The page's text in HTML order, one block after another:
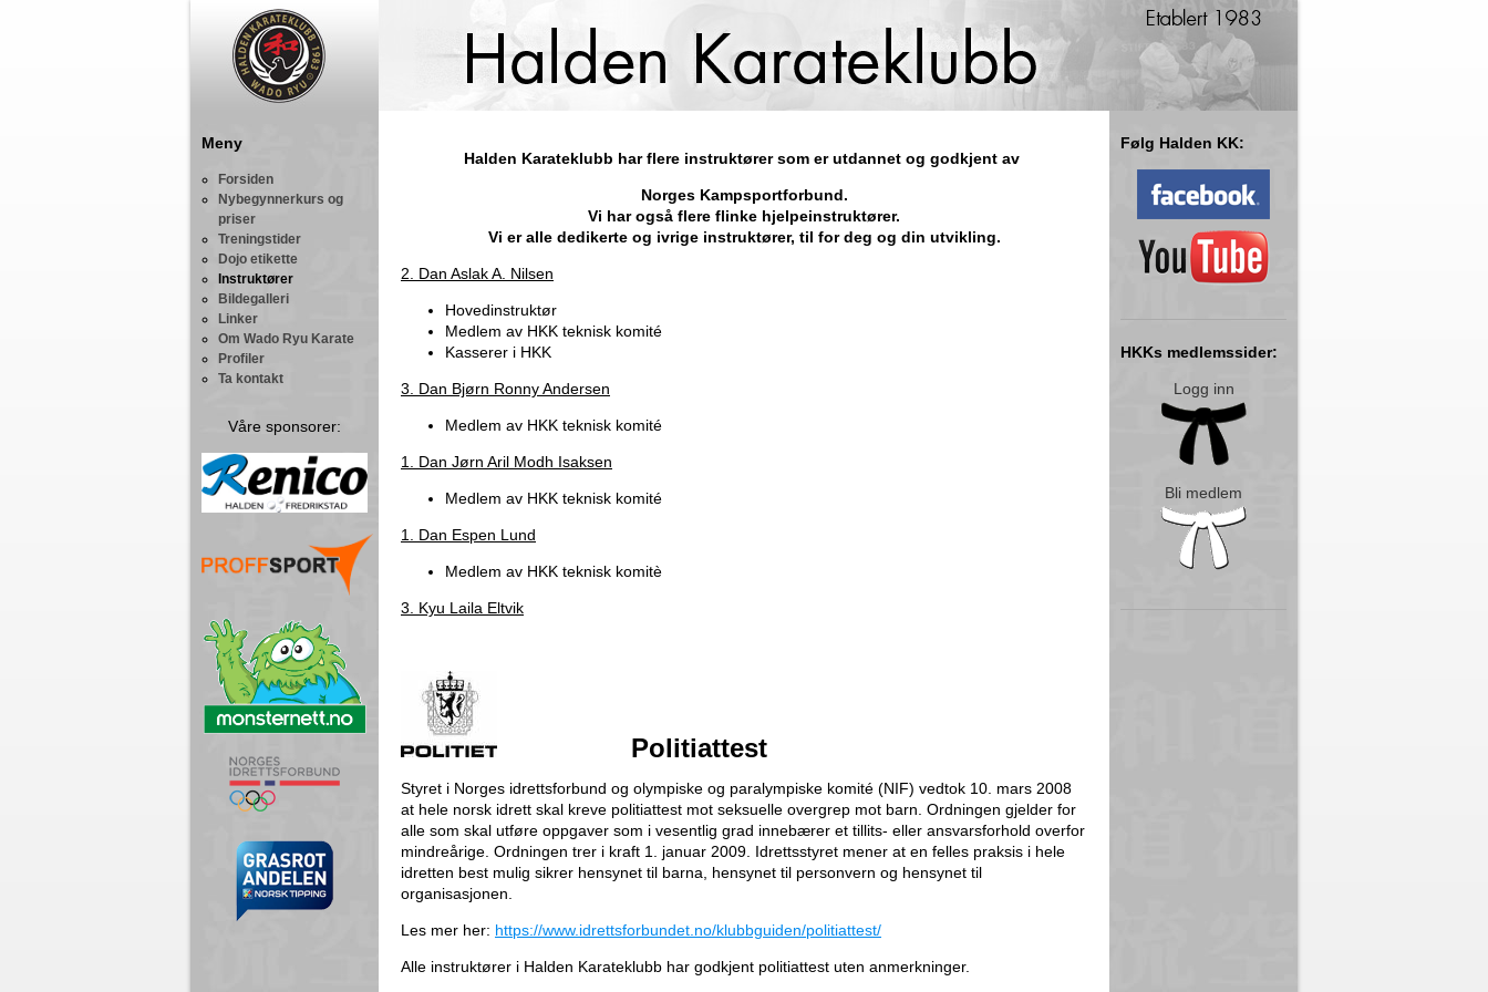
Meny
Forsiden
Nybegynnerkurs og
priser
Treningstider
Dojo etikette
Instruktører
Bildegalleri
Linker
Om Wado Ryu Karate
Profiler
Ta kontakt
Våre sponsorer:
Halden Karateklubb har flere instruktører som er utdannet og godkjent av
Norges Kampsportforbund.
Vi har også flere flinke hjelpeinstruktører.
Vi er alle dedikerte og ivrige instruktører, til for deg og din utvikling.
2. Dan Aslak A. Nilsen
Hovedinstruktør
Medlem av HKK teknisk komité
Kasserer i HKK
3. Dan Bjørn Ronny Andersen
Medlem av HKK teknisk komité
1. Dan Jørn Aril Modh Isaksen
Medlem av HKK teknisk komité
1. Dan Espen Lund
Medlem av HKK teknisk komitè
3. Kyu Laila Eltvik
Politiattest
Styret i Norges idrettsforbund og olympiske og paralympiske komité (NIF) vedtok 10. mars 2008
at hele norsk idrett skal kreve politiattest mot seksuelle overgrep mot barn. Ordningen gjelder for
alle som skal utføre oppgaver som i vesentlig grad innebærer et tillits- eller ansvarsforhold overfor
mindreårige. Ordningen trer i kraft 1. januar 2009. Idrettsstyret mener at en felles praksis i hele
idretten best mulig sikrer hensynet til barna, hensynet til personvern og hensynet til
organisasjonen.
Les mer her: https://www.idrettsforbundet.no/klubbguiden/politiattest/
Alle instruktører i Halden Karateklubb har godkjent politiattest uten anmerkninger.
Følg Halden KK:
HKKs medlemssider:
Logg inn
Bli medlem